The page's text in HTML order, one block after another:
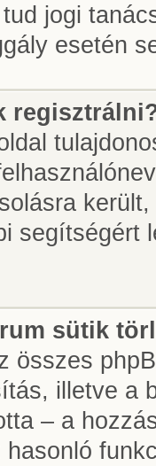
jogi
esetén
segítségért
sütik
összes
illetve a
– a